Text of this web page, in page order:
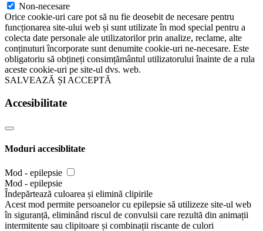
Non-necesare
Orice cookie-uri care pot să nu fie deosebit de necesare pentru
funcționarea site-ului web și sunt utilizate în mod special pentru a
colecta date personale ale utilizatorilor prin analize, reclame, alte
conținuturi încorporate sunt denumite cookie-uri ne-necesare. Este
obligatoriu să obțineți consimțământul utilizatorului înainte de a rula
aceste cookie-uri pe site-ul dvs. web.
SALVEAZĂ ȘI ACCEPTĂ
Accesibilitate
Moduri accesiblitate
Mod - epilepsie
Mod - epilepsie
Îndepărtează culoarea și elimină clipirile
Acest mod permite persoanelor cu epilepsie să utilizeze site-ul web
în siguranță, eliminând riscul de convulsii care rezultă din animații
intermitente sau clipitoare și combinații riscante de culori